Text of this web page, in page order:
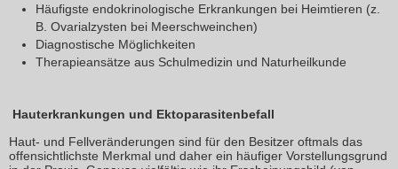
Häufigste endokrinologische Erkrankungen bei Heimtieren (z.
B. Ovarialzysten bei Meerschweinchen)
Diagnostische Möglichkeiten
Therapieansätze aus Schulmedizin und Naturheilkunde
Hauterkrankungen und Ektoparasitenbefall
Haut- und Fellveränderungen sind für den Besitzer oftmals das
offensichtlichste Merkmal und daher ein häufiger Vorstellungsgrund